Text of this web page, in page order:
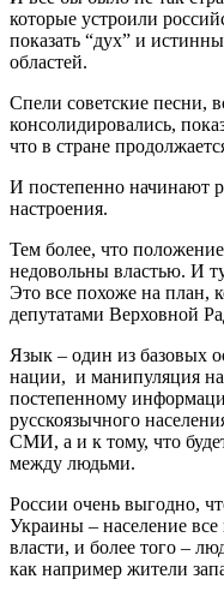
которые устроили
показать “дух” и
областей.
Спели советские песни,
консолидировались,
что в стране
И постепенно начинают
настроения.
Тем более, что
недовольны властью. И
Это все похоже на план,
депутатами Верховной
Язык – один из базовых
нации, и манипуляция
постепенному
русскоязычного
СМИ, а и к тому, что
между людьми.
России очень выгодно,
Украины – население
власти, и более того –
как например жители